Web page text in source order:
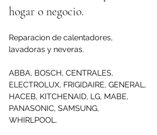
hogar o negocio.
Reparacion de calentadores,
lavadoras y neveras.
ABBA, BOSCH, CENTRALES,
ELECTROLUX, FRIGIDAIRE, GENERAL,
HACEB, KITCHENAID, LG, MABE,
PANASONIC, SAMSUNG,
WHIRLPOOL.